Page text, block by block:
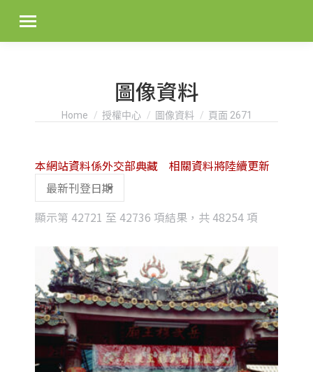
圖像資料
You are here:
Home 授權中心 圖像資料 頁面 2671
顯示第 42721 至 42736 項結果，共 48254 項
本網站資料係外交部典藏 相關資料將陸續更新